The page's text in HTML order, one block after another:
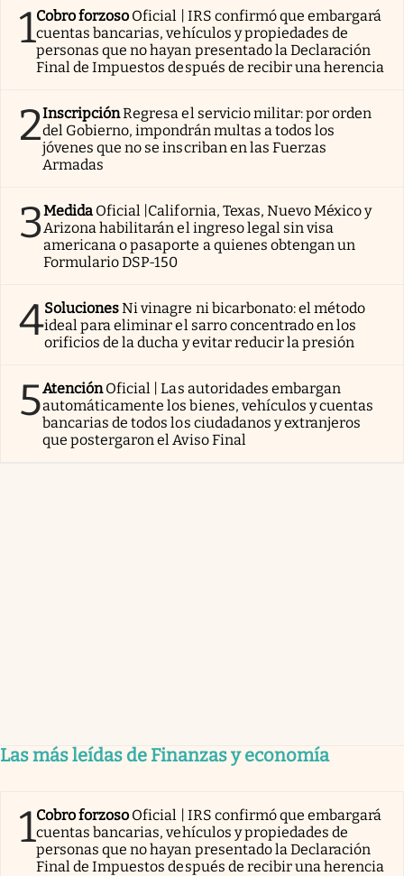
1Cobro forzoso Oficial | IRS confirmó que embargará
cuentas bancarias, vehículos y propiedades de
personas que no hayan presentado la Declaración
Final de Impuestos después de recibir una herencia
2InscripciónRegresa el servicio militar: por orden
del Gobierno, impondrán multas a todos los
jóvenes que no se inscriban en las Fuerzas
Armadas
3Medida Oficial |California, Texas, Nuevo México y
Arizona habilitarán el ingreso legal sin visa
americana o pasaporte a quienes obtengan un
Formulario DSP-150
4SolucionesNi vinagre ni bicarbonato: el método
ideal para eliminar el sarro concentrado en los
orificios de la ducha y evitar reducir la presión
5AtenciónOficial | Las autoridades embargan
automáticamente los bienes, vehículos y cuentas
bancarias de todos los ciudadanos y extranjeros
que postergaron el Aviso Final
Las más leídas de Finanzas y economía
1Cobro forzoso Oficial | IRS confirmó que embargará
cuentas bancarias, vehículos y propiedades de
personas que no hayan presentado la Declaración
Final de Impuestos después de recibir una herencia